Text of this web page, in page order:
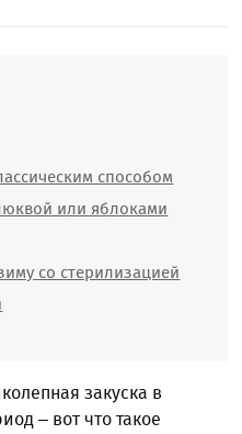
способом
или яблоками
со стерилизацией
закуска в
– вот что такое